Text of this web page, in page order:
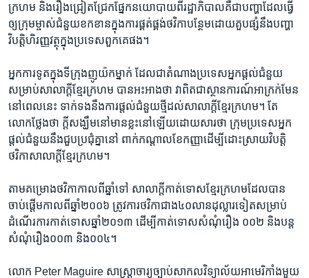
ក្រហម​ និង​រឿង​ជ្រៀត​ជ្រែក​ផ្នែក​នយោបាយ​ពី​រដ្ឋាភិបាល​គឺ​ជា​បញ្ហា​ដែល​ធ្វើ
ឲ្យ​ក្រុមម្ចាស់​ជំនួយ​ខកខាន​ក្នុង​ការ​ផ្គត់ផ្គង់​ថវិកា​បន្ថែម​ដោយ​គួបផ្សំនឹង​បញ្ហា​
វិបត្តិ​ហិរញ្ញវត្ថុ​ក្នុង​ប្រទេស​ពួក​គេ​ផង។​
អ្នកការទូត​ក្នុង​ទីក្រុង​ញូយ៉ក​ម្នាក់ ​ដែល​ជា​តំណាង​ប្រទេស​អ្នកផ្តល់​ជំនួយ​
សម្រាប់​សាលាក្តី​ខ្មែរក្រហម ​បាន​អះអាង​ថា​ វា​ពិតជា​ស្ថាន​ការណ៍​អាក្រក់​មែន​
នៅពេល​នេះ​ ទាក់ទង​នឹង​ការ​ផ្តល់​ជំនួយ​ថ្មី​ដល់​សាលាក្តី​ខ្មែរក្រហម។​ តែ​
លោក​ថ្លែង​ថា​ ក្តីសង្ឃឹម​នៅ​មានខ្លះ​នៅឡើយ​ដោយសារ​ថា​ ក្រុម​ប្រទេស​អ្នក​
ផ្តល់​ជំនួយ​នឹង​ជួប​ប្រជុំគ្នា​នៅ​ ពាក់​កណ្តាល​ខែ​កញ្ញា​ដើម្បី​ដោះស្រាយ​វិបត្តិ
ថវិកា​សាលាក្តី​ខ្មែរក្រហម។​
តាម​គម្រោង​ថវិកា​កាលពី​ឆ្នាំទៅ​ សាលាក្តី​កាត់ទោស​ខ្មែរក្រហម​ដែល​បាន​
ចាប់​ផ្តើម​កាលពី​ឆ្នាំ​២០០៦ ​ត្រូវការ​ថវិកាជាង​៤០លាន​ដុល្លារ​ទៀត​សម្រាប់
ដំណើរ​ការ​កាត់ទោស​ឆ្នាំ​២០១៣ ​ដើម្បី​កាត់ទោស​សំណុំ​រឿង​ ០០២ ​និង​បន្ត​
សំណុំ​រឿង​០០៣ និង​០០៤។​
លោក​ Peter Maguire ​សាស្រ្តាចារ្យ​ច្បាប់​សាកល​វិទ្យាល័យ​អាមេរិកាំង​មួយ​